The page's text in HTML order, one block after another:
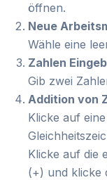
öffnen.
Neue
Wähle eine
Zahlen
Gib zwei
Addition von
Klicke auf
Klicke auf die
(+) und klicke